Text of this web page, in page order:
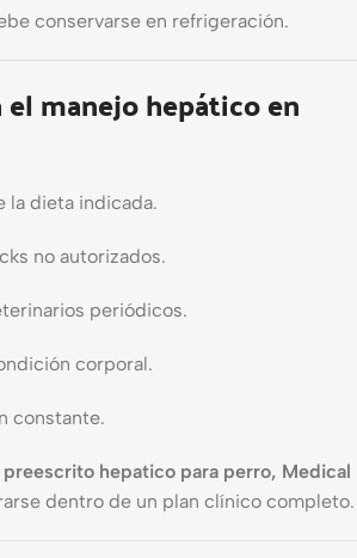
conservarse en refrigeración.
el manejo hepático en
la dieta indicada.
no autorizados.
periódicos.
corporal.
constante.
hepatico para perro, Medical
dentro de un plan clínico completo.